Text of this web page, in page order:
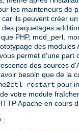
les mainteneurs de
ils peuvent créer
paquetages
PHP, mod_perl,
des modules
vous permet d'une part
des sources
besoin que de la
restart pour
votre module
Apache en cours
: